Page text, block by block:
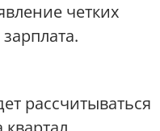
четких
рассчитываться